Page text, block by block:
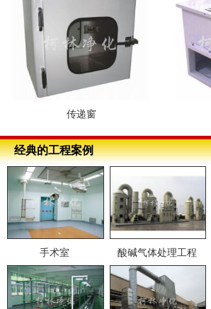
传递窗
经典的工程案例
手术室 酸碱气体处理工程